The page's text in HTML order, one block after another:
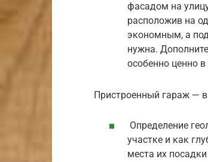
фасадом на
расположив на
экономным, а
нужна.
особенно ценно
Пристроенный гараж —
Определение
участке и как
места их